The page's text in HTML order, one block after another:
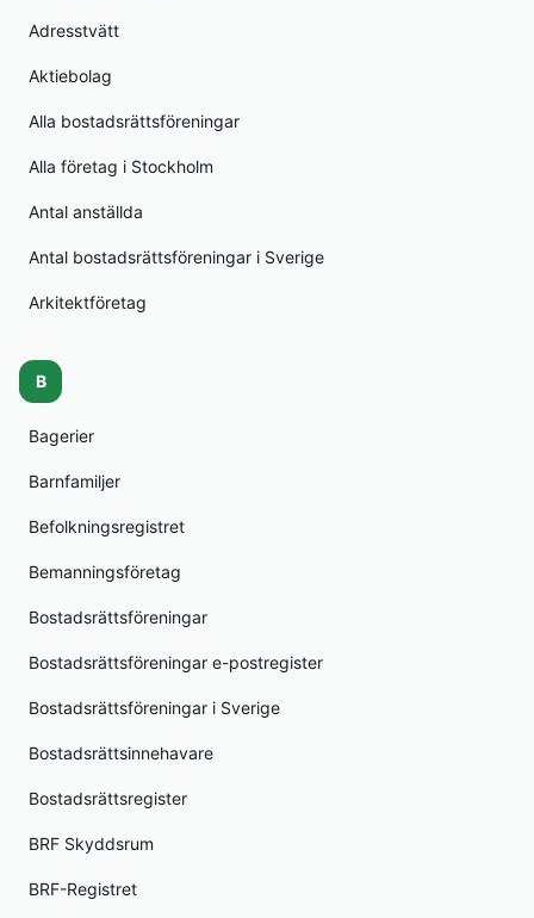
Adresstvätt
Aktiebolag
Alla bostadsrättsföreningar
Alla företag i Stockholm
Antal anställda
Antal bostadsrättsföreningar i Sverige
Arkitektföretag
B
Bagerier
Barnfamiljer
Befolkningsregistret
Bemanningsföretag
Bostadsrättsföreningar
Bostadsrättsföreningar e-postregister
Bostadsrättsföreningar i Sverige
Bostadsrättsinnehavare
Bostadsrättsregister
BRF Skyddsrum
BRF-Registret